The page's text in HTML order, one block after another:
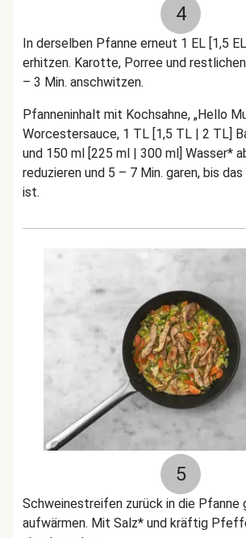
4
In derselben Pfanne erneut 1 EL [1,5
erhitzen. Karotte, Porree und
– 3 Min. anschwitzen.
Pfanneninhalt mit Kochsahne, „Hello
Worcestersauce, 1 TL [1,5 TL | 2 TL]
und 150 ml [225 ml | 300 ml] Wasser*
reduzieren und 5 – 7 Min. garen, bis
ist.
5
Schweinestreifen zurück in die Pfanne
aufwärmen. Mit Salz* und kräftig